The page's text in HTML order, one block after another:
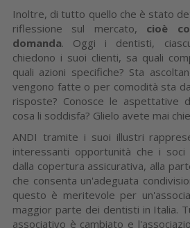
Inoltre, di tutto quello che è stato
riflessione sul mercato, cioè
domanda. Oggi i dentisti,
chiedono i suoi clienti, sa quali
quali azioni specifiche? Sta
vengono fatte o per comodità sta
risposte? Conosce le aspettative
cosa li soddisfa? Glielo avete mai
ANDI tramite i suoi illustri
interessanti opportunità che i soci
dalla copertura assicurativa, alla
che consenta un'adeguata
questo è meritevole per
maggior parte dei dentisti in Italia.
associativo è cambiato e